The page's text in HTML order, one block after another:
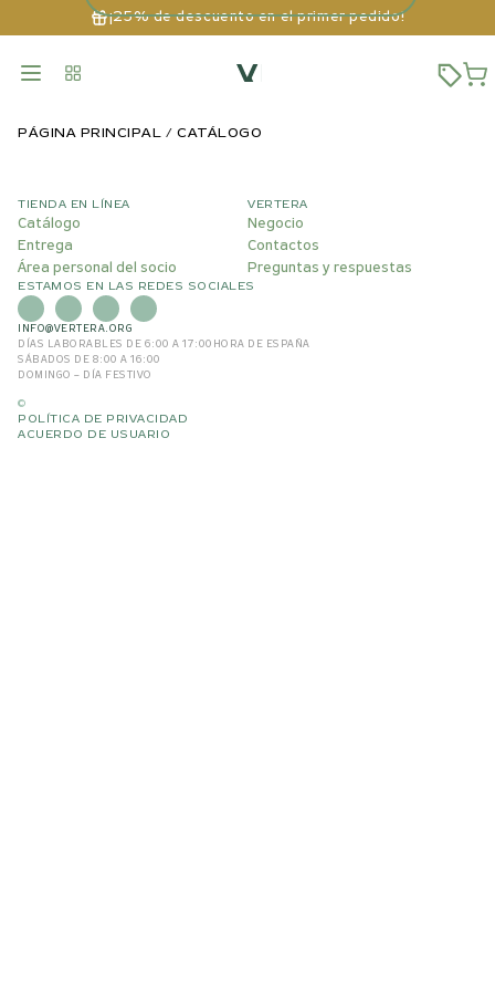
¡25% de descuento en el primer pedido!
PÁGINA PRINCIPAL CATÁLOGO
TIENDA EN LÍNEA
Catálogo
Entrega
Área personal del socio
VERTERA
Negocio
Contactos
Preguntas y respuestas
ESTAMOS EN LAS REDES SOCIALES
INFO@VERTERA.ORG
DÍAS LABORABLES DE 6:00 A 17:00 HORA DE ESPAÑA
SÁBADOS DE 8:00 A 16:00
DOMINGO – DÍA FESTIVO
©
POLÍTICA DE PRIVACIDAD
ACUERDO DE USUARIO